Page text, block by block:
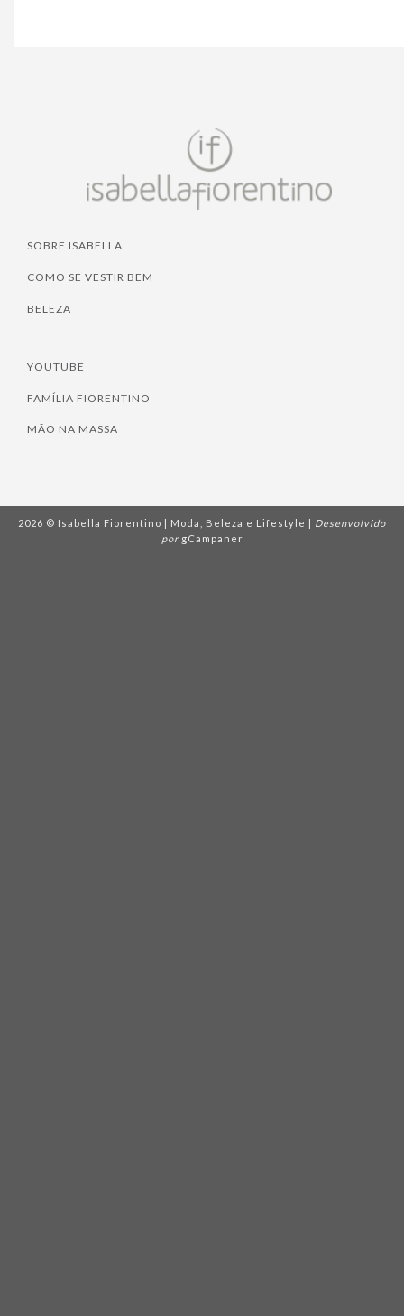
SOBRE ISABELLA
COMO SE VESTIR BEM
BELEZA
YOUTUBE
FAMÍLIA FIORENTINO
MÃO NA MASSA
2026 © Isabella Fiorentino | Moda, Beleza e Lifestyle | Desenvolvido
por gCampaner